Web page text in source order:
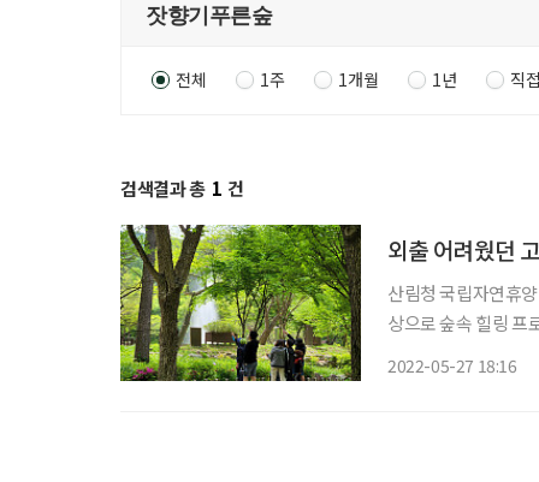
전체 1주 1개월 1년 직
검색결과 총 1 건
외출 어려웠던
산림청 국립자연휴
상으로 숲속 힐링 프로그램을 운영한다. 이번
2022-05-27 18:16